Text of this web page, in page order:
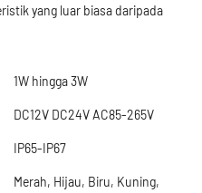
yang luar biasa daripada
1W hingga 3W
DC12V DC24V AC85-265V
IP65-IP67
Merah, Hijau, Biru, Kuning,